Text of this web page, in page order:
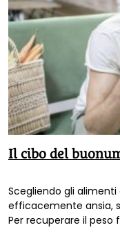
Il cibo del
Scegliendo gli
efficacemente ansia,
Per recuperare il peso